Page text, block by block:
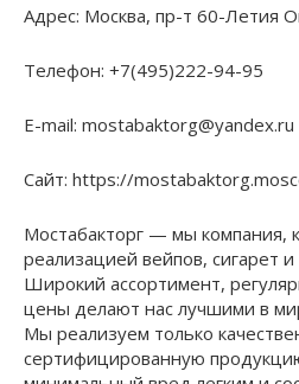
Адрес: Москва, пр-т 60-Летия
Телефон: +7(495)222-94-95
E-mail: mostabaktorg@yandex.ru
Сайт: https://
Мостабакторг — мы компания,
реализацией вейпов, сигарет и
Широкий ассортимент,
цены делают нас лучшими в
Мы реализуем только
сертифицированную